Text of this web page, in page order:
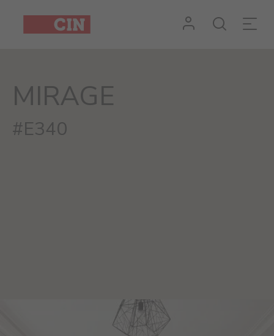
Cor
Mirage
interiores
MIRAGE
#E340